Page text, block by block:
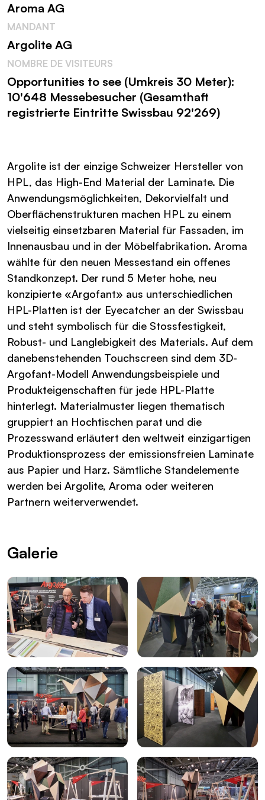
Aroma AG
MANDANT
Argolite AG
NOMBRE DE VISITEURS
Opportunities to see (Umkreis 30 Meter):
10'648 Messebesucher (Gesamthaft
registrierte Eintritte Swissbau 92'269)
Argolite ist der einzige Schweizer Hersteller von
HPL, das High-End Material der Laminate. Die
Anwendungsmöglichkeiten, Dekorvielfalt und
Oberflächenstrukturen machen HPL zu einem
vielseitig einsetzbaren Material für Fassaden, im
Innenausbau und in der Möbelfabrikation. Aroma
wählte für den neuen Messestand ein offenes
Standkonzept. Der rund 5 Meter hohe, neu
konzipierte «Argofant» aus unterschiedlichen
HPL-Platten ist der Eyecatcher an der Swissbau
und steht symbolisch für die Stossfestigkeit,
Robust- und Langlebigkeit des Materials. Auf dem
danebenstehenden Touchscreen sind dem 3D-
Argofant-Modell Anwendungsbeispiele und
Produkteigenschaften für jede HPL-Platte
hinterlegt. Materialmuster liegen thematisch
gruppiert an Hochtischen parat und die
Prozesswand erläutert den weltweit einzigartigen
Produktionsprozess der emissionsfreien Laminate
aus Papier und Harz. Sämtliche Standelemente
werden bei Argolite, Aroma oder weiteren
Partnern weiterverwendet.
Galerie